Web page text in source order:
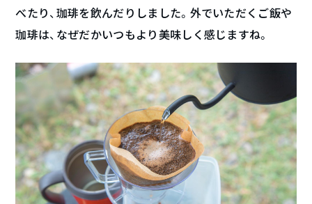
べたり、珈琲を飲んだりしました。外でいただくご飯や
珈琲は、なぜだかいつもより美味しく感じますね。